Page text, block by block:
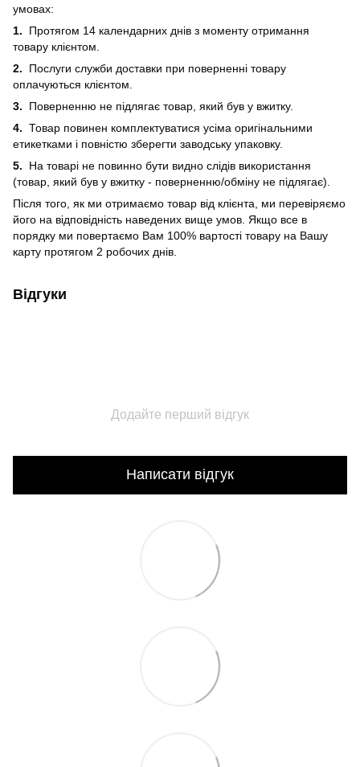
умовах:
1.
Протягом 14 календарних днів з моменту отримання
товару клієнтом.
2. Послуги служби доставки при поверненні товару
оплачуються клієнтом.
3.
Поверненню не підлягає товар, який був у вжитку.
4. Товар повинен комплектуватися усіма оригінальними
етикетками і повністю зберегти заводську упаковку.
5. На товарі не повинно бути видно слідів використання
(товар, який був у вжитку - поверненню/обміну не підлягає).
Після того, як ми отримаємо товар від клієнта, ми перевіряємо
його на відповідність наведених вище умов. Якщо все в
порядку ми повертаємо Вам 100% вартості товару на Вашу
карту протягом 2 робочих днів.
Відгуки
Додайте перший відгук
Написати відгук